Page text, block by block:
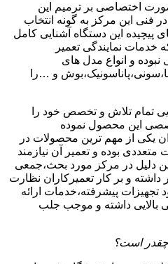
اختصاصی بر ترمیم این
فنی این مرکز به گونه انتخاب
این دستگاه آشنایی کامل
خدمات نمایندگی تعمیر
و انواع مدل های
و …را
تمام تلاش و تخصص خود را
این محصول نموده
یکی از مهم ترین محصولات در
بوده و تعمیر آن نیازمند
دلیل در مرکز مورد بحث،جمعی
و بر کار تعمیرکاران نظارت
تجهیزات پیشرفته،خدمات ارائه
بالایی داشته و موجب جلب
است؟